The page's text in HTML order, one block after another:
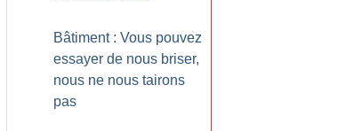
Bâtiment : Vous pouvez
essayer de nous briser,
nous ne nous tairons
pas